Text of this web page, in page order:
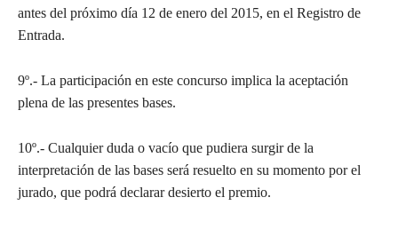
antes del próximo día 12 de enero del 2015, en el Registro de
Entrada.
9º.- La participación en este concurso implica la aceptación
plena de las presentes bases.
10º.- Cualquier duda o vacío que pudiera surgir de la
interpretación de las bases será resuelto en su momento por el
jurado, que podrá declarar desierto el premio.